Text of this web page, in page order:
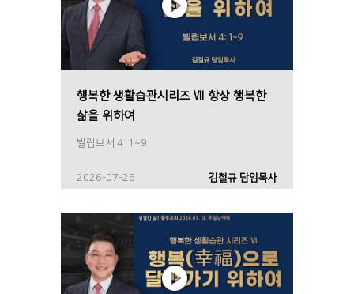
행복한 생활습관시리즈 Ⅶ 항상 행복한
삶을 위하여
빌립보서 4: 1~9
2026-07-26 김철규 담임목사